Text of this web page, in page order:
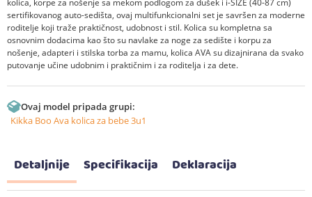
sertifikovanog auto-sedišta, ovaj multifunkcionalni set je savršen za moderne
roditelje koji traže praktičnost, udobnost i stil. Kolica su kompletna sa
osnovnim dodacima kao što su navlake za noge za sedište i korpu za
nošenje, adapteri i stilska torba za mamu, kolica AVA su dizajnirana da svako
putovanje učine udobnim i praktičnim i za roditelja i za dete.
Ovaj model pripada grupi:
Kikka Boo Ava kolica za bebe 3u1
Detaljnije Specifikacija Deklaracija